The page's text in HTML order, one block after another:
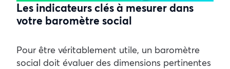
Les indicateurs clés à mesurer dans
votre baromètre social
Pour être véritablement utile, un baromètre
social doit évaluer des dimensions pertinentes